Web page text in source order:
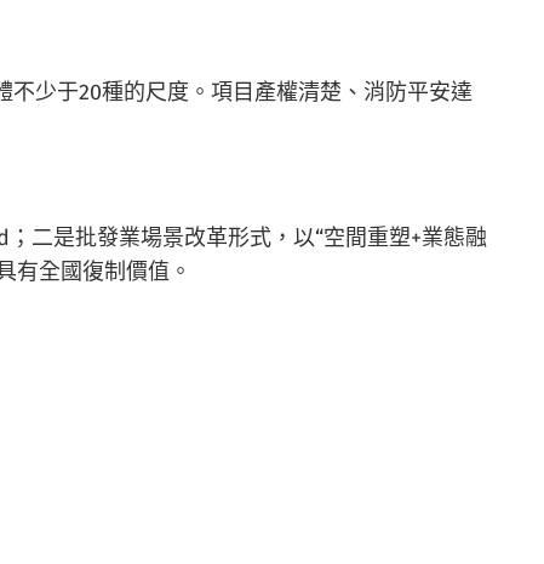
不少于20種的尺度。項目產權清楚、消防平安達
二是批發業場景改革形式，以“空間重塑+業態融
有全國復制價值。